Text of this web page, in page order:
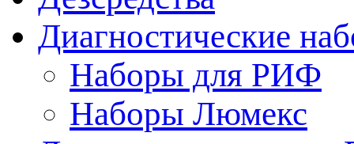
Диагностические
Наборы для РИФ
Наборы Люмекс